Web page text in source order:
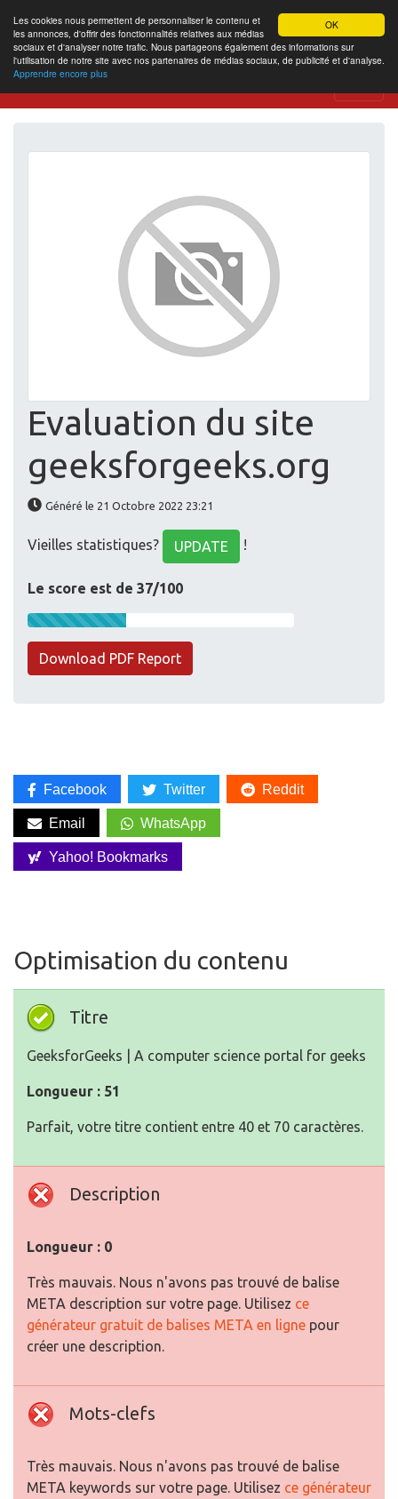
OK
Les cookies nous permettent de personnaliser le contenu et
les annonces, d'offrir des fonctionnalités relatives aux médias
sociaux et d'analyser notre trafic. Nous partageons également des informations sur
l'utilisation de notre site avec nos partenaires de médias sociaux, de publicité et d'analyse.
Apprendre encore plus
Website Review
Evaluation du site
geeksforgeeks.org
Généré le 21 Octobre 2022 23:21
Vieilles statistiques? UPDATE !
Le score est de 37/100
Download PDF Report
Facebook Twitter Reddit
Email WhatsApp
Yahoo! Bookmarks
Optimisation du contenu
Titre
GeeksforGeeks | A computer science portal for geeks
Longueur : 51
Parfait, votre titre contient entre 40 et 70 caractères.
Description
Longueur : 0
Très mauvais. Nous n'avons pas trouvé de balise
META description sur votre page. Utilisez ce
générateur gratuit de balises META en ligne pour
créer une description.
Mots-clefs
Très mauvais. Nous n'avons pas trouvé de balise
META keywords sur votre page. Utilisez ce générateur